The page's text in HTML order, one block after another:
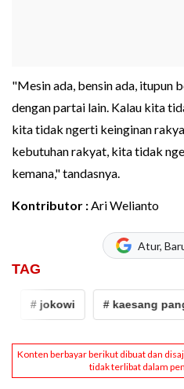
"Mesin ada, bensin ada, itupun
dengan partai lain. Kalau kita
kita tidak ngerti keinginan
kebutuhan rakyat, kita tidak
kemana," tandasnya.
Kontributor :Ari Welianto
Atur,
TAG
# jokowi # kaesang